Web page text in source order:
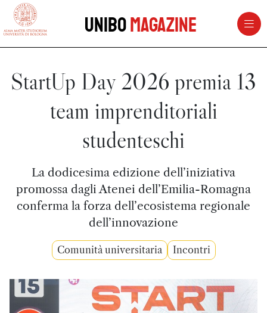
vai al contenuto della pagina
UniboMagazine
StartUp Day 2026 premia 13
team imprenditoriali
studenteschi
La dodicesima edizione dell’iniziativa
promossa dagli Atenei dell’Emilia-Romagna
conferma la forza dell’ecosistema regionale
dell’innovazione
Comunità universitaria Incontri